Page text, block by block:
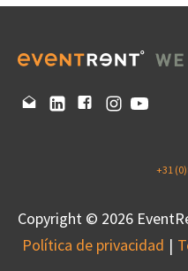
+31
Copyright © 2026
Política de privacidad